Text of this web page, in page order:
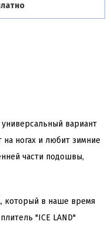
вариант
ногах и любит зимние
части подошвы,
который в наше время
"ICE LAND"